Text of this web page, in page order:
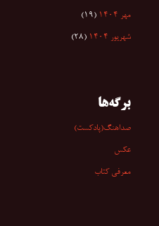
مهر ۱۴۰۴ (۱۹)
شهریور ۱۴۰۴ (۲۸)
برگه‌ها
صداهنگ(پادکست)
عکس
معرفی کتاب